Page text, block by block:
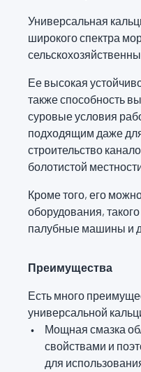
Универсальная
широкого спектра
Ее высокая
также способность
суровые условия
подходящим даже
строительство
болотистой
Кроме того, его
оборудования,
палубные машины и
Преимущества
Есть много
универсальной
Мощная смазка
свойствами и
для